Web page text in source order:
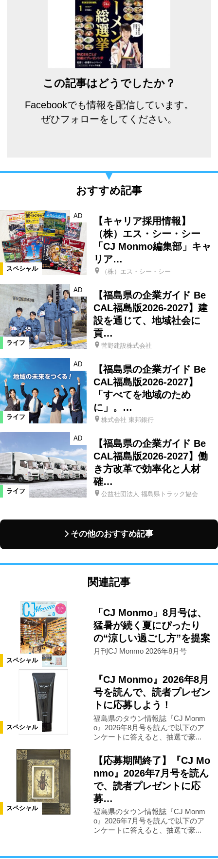
この記事はどうでしたか？
Facebookでも情報を配信しています。
ぜひフォローをしてください。
おすすめ記事
スペシャル
AD
【キャリア採用情報】
（株）エス・シー・シー
「CJ Monmo編集部」キャ
リア…
（株）エス・シー・シー
ライフ
AD
【福島県の企業ガイド Be
CAL福島版2026-2027】建
設を通じて、地域社会に
貢…
菅野建設株式会社
ライフ
AD
【福島県の企業ガイド Be
CAL福島版2026-2027】
「すべてを地域のため
に」。…
株式会社 東邦銀行
ライフ
AD
【福島県の企業ガイド Be
CAL福島版2026-2027】働
き方改革で効率化と人材
確…
公益社団法人 福島県トラック協会
その他のおすすめ記事
関連記事
スペシャル
「CJ Monmo」8月号は、
猛暑が続く夏にぴったり
の“涼しい過ごし方”を提案
月刊CJ Monmo 2026年8月号
スペシャル
『CJ Monmo』2026年8月
号を読んで、読者プレゼン
トに応募しよう！
福島県のタウン情報誌『CJ Monm
o』2026年8月号を読んで以下のア
ンケートに答えると、抽選で豪...
スペシャル
【応募期間終了】『CJ Mo
nmo』2026年7月号を読ん
で、読者プレゼントに応
募…
福島県のタウン情報誌『CJ Monm
o』2026年7月号を読んで以下のア
ンケートに答えると、抽選で豪...